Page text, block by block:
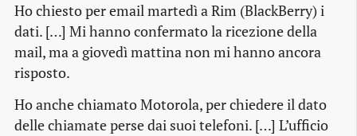
Ho chiesto per email martedì a Rim (BlackBerry) i
dati. […] Mi hanno confermato la ricezione della
mail, ma a giovedì mattina non mi hanno ancora
risposto.
Ho anche chiamato Motorola, per chiedere il dato
delle chiamate perse dai suoi telefoni. […] L’ufficio